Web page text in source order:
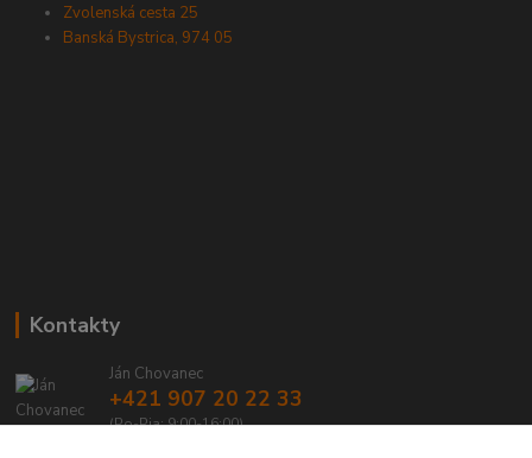
Zvolenská cesta 25
Banská Bystrica, 974 05
Kontakty
Ján Chovanec
+421 907 20 22 33
(Po-Pia: 9:00-16:00)